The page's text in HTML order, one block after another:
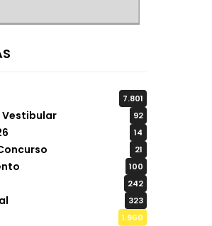
7.801
Vestibular 92
14
21
100
242
323
1.960